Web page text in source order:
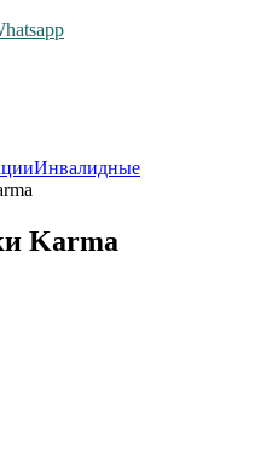
Инвалидные
Karma